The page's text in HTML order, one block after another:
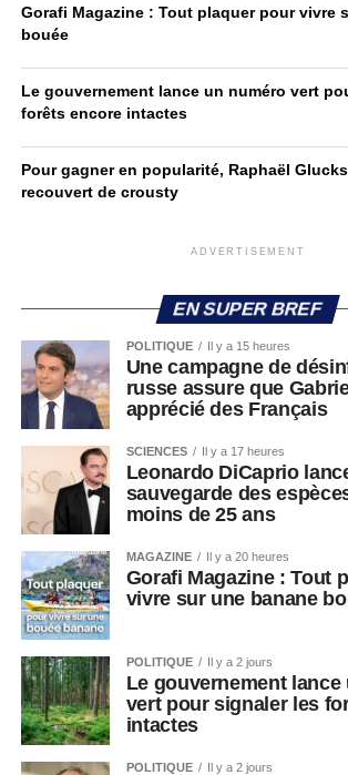
Gorafi Magazine : Tout plaquer pour vivre
bouée
Le gouvernement lance un numéro vert
forêts encore intactes
Pour gagner en popularité, Raphaël
recouvert de crousty
ADVERTISEMENT
EN SUPER BREF
POLITIQUE Il y a 15 heures
Une campagne de
russe assure que
apprécié des Français
SCIENCES Il y a 17 heures
Leonardo DiCaprio
sauvegarde des
moins de 25 ans
MAGAZINE Il y a 20 heures
Gorafi Magazine : Tout
vivre sur une banane
POLITIQUE Il y a 2 jours
Le gouvernement lance
vert pour signaler les
intactes
POLITIQUE Il y a 2 jours